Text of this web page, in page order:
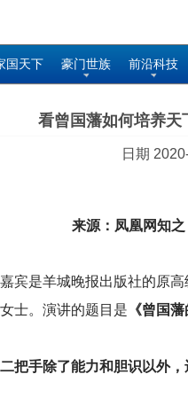
国天下 豪门世族 前沿科技
看曾国藩如何培养天
日期
来源：凤凰网知
宾是羊城晚报出版社的原
士。演讲的题目是 《曾国
把手除了能力和胆识以外